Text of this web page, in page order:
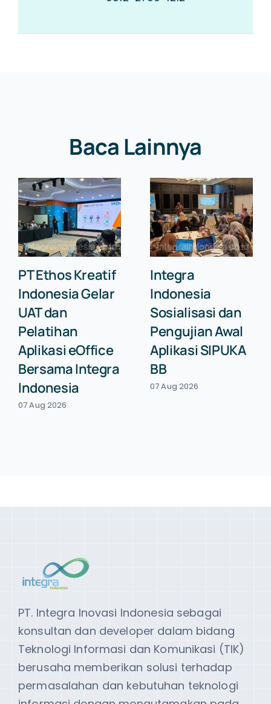
Baca Lainnya
PT Ethos Kreatif
Indonesia Gelar
UAT dan
Pelatihan
Aplikasi eOffice
Bersama Integra
Indonesia
07 Aug 2026
Integra
Indonesia
Sosialisasi dan
Pengujian Awal
Aplikasi SIPUKA
BB
07 Aug 2026
PT. Integra Inovasi Indonesia sebagai
konsultan dan developer dalam bidang
Teknologi Informasi dan Komunikasi (TIK)
berusaha memberikan solusi terhadap
permasalahan dan kebutuhan teknologi